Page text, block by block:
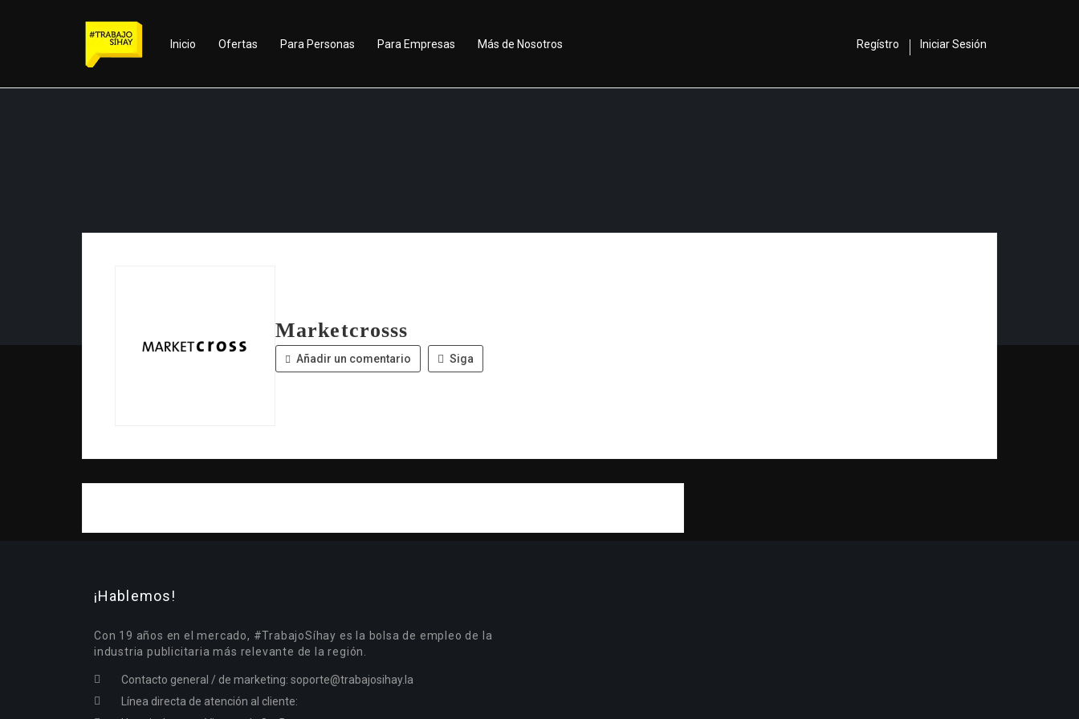
Inicio Ofertas Para Personas Para Empresas Más de Nosotros Regístro Iniciar Sesión
Marketcrosss
Añadir un comentario Siga
¡Hablemos!
Con 19 años en el mercado, #TrabajoSíhay es la bolsa de empleo de la
industria publicitaria más relevante de la región.
Contacto general / de marketing: soporte@trabajosihay.la
Línea directa de atención al cliente: